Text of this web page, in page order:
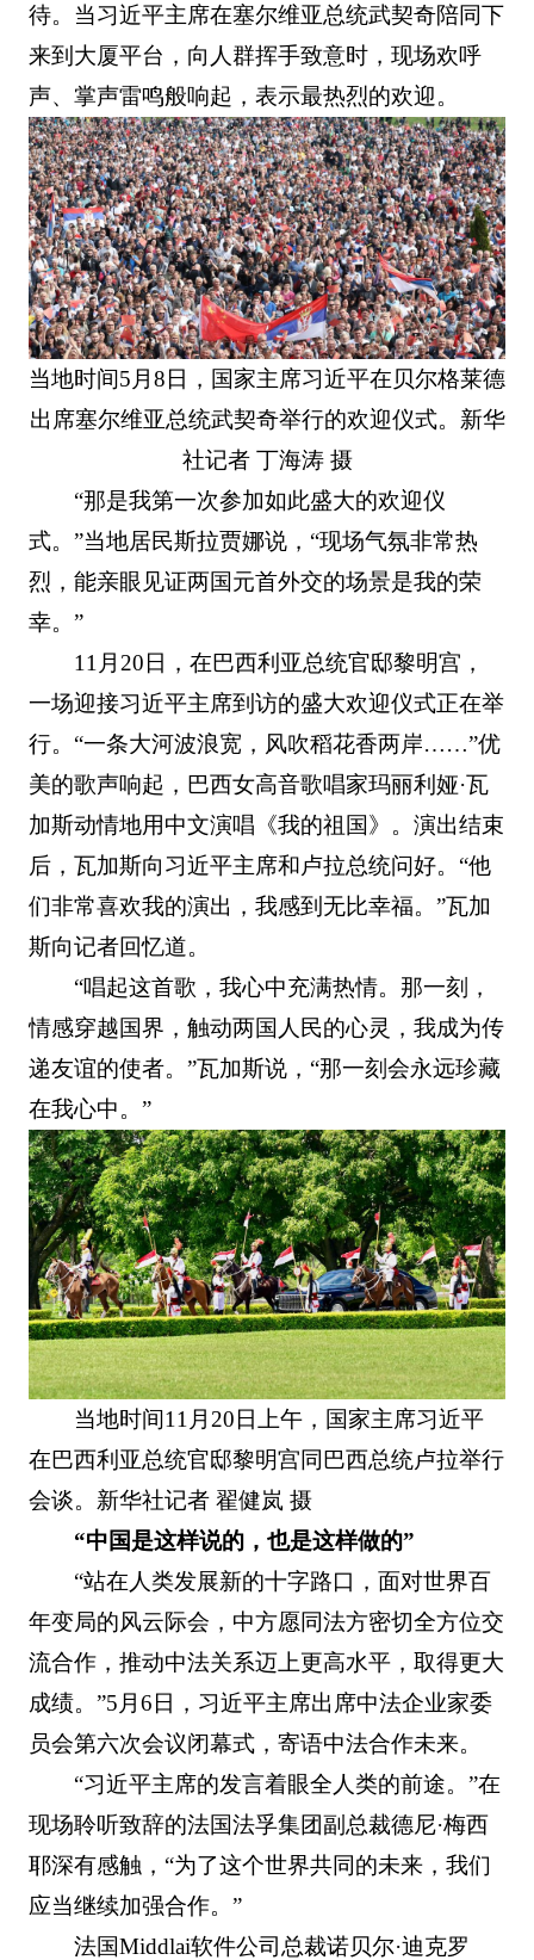
待。当习近平主席在塞尔维亚总统武契奇陪同下
来到大厦平台，向人群挥手致意时，现场欢呼
声、掌声雷鸣般响起，表示最热烈的欢迎。
当地时间5月8日，国家主席习近平在贝尔格莱德
出席塞尔维亚总统武契奇举行的欢迎仪式。新华
社记者 丁海涛 摄
“那是我第一次参加如此盛大的欢迎仪
式。”当地居民斯拉贾娜说，“现场气氛非常热
烈，能亲眼见证两国元首外交的场景是我的荣
幸。”
11月20日，在巴西利亚总统官邸黎明宫，
一场迎接习近平主席到访的盛大欢迎仪式正在举
行。“一条大河波浪宽，风吹稻花香两岸……”优
美的歌声响起，巴西女高音歌唱家玛丽利娅·瓦
加斯动情地用中文演唱《我的祖国》。演出结束
后，瓦加斯向习近平主席和卢拉总统问好。“他
们非常喜欢我的演出，我感到无比幸福。”瓦加
斯向记者回忆道。
“唱起这首歌，我心中充满热情。那一刻，
情感穿越国界，触动两国人民的心灵，我成为传
递友谊的使者。”瓦加斯说，“那一刻会永远珍藏
在我心中。”
当地时间11月20日上午，国家主席习近平
在巴西利亚总统官邸黎明宫同巴西总统卢拉举行
会谈。新华社记者 翟健岚 摄
“中国是这样说的，也是这样做的”
“站在人类发展新的十字路口，面对世界百
年变局的风云际会，中方愿同法方密切全方位交
流合作，推动中法关系迈上更高水平，取得更大
成绩。”5月6日，习近平主席出席中法企业家委
员会第六次会议闭幕式，寄语中法合作未来。
“习近平主席的发言着眼全人类的前途。”在
现场聆听致辞的法国法孚集团副总裁德尼·梅西
耶深有感触，“为了这个世界共同的未来，我们
应当继续加强合作。”
法国Middlai软件公司总裁诺贝尔·迪克罗